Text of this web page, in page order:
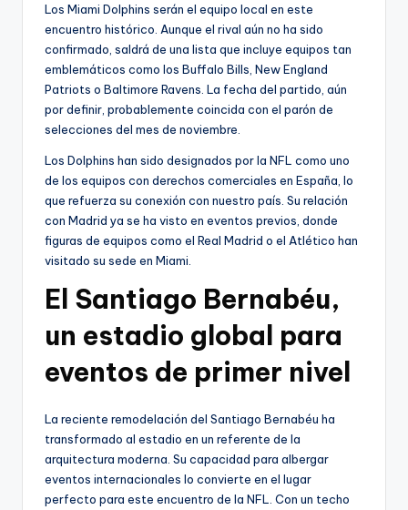
Los Miami Dolphins serán el equipo local en este
encuentro histórico. Aunque el rival aún no ha sido
confirmado, saldrá de una lista que incluye equipos tan
emblemáticos como los Buffalo Bills, New England
Patriots o Baltimore Ravens. La fecha del partido, aún
por definir, probablemente coincida con el parón de
selecciones del mes de noviembre.
Los Dolphins han sido designados por la NFL como uno
de los equipos con derechos comerciales en España, lo
que refuerza su conexión con nuestro país. Su relación
con Madrid ya se ha visto en eventos previos, donde
figuras de equipos como el Real Madrid o el Atlético han
visitado su sede en Miami.
El Santiago Bernabéu,
un estadio global para
eventos de primer nivel
La reciente remodelación del Santiago Bernabéu ha
transformado al estadio en un referente de la
arquitectura moderna. Su capacidad para albergar
eventos internacionales lo convierte en el lugar
perfecto para este encuentro de la NFL. Con un techo